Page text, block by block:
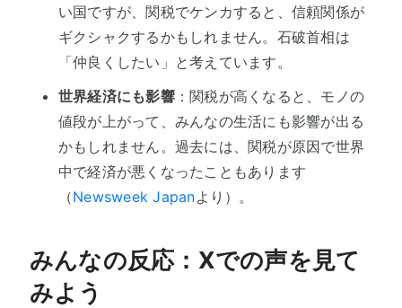
い国ですが、関税でケンカすると、信頼関係が
ギクシャクするかもしれません。石破首相は
「仲良くしたい」と考えています。
世界経済にも影響：関税が高くなると、モノの
値段が上がって、みんなの生活にも影響が出る
かもしれません。過去には、関税が原因で世界
中で経済が悪くなったこともあります
（Newsweek Japanより）。
みんなの反応：Xでの声を見て
みよう